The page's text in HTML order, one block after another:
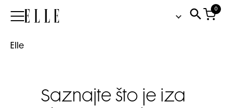
Elle
0
Elle
Saznajte što je iza